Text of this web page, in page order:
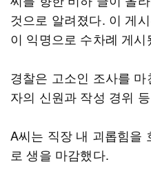
것으로 알려졌다. 이 게
이 익명으로 수차례 게시
경찰은 고소인 조사를
자의 신원과 작성 경위
A씨는 직장 내 괴롭힘을
로 생을 마감했다.